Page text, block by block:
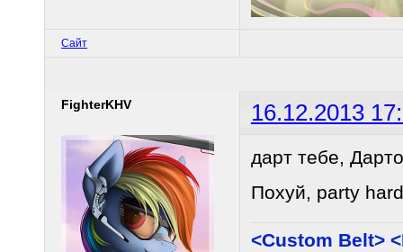
Сайт
FighterKHV 16.12.2013
дарт тебе,
Похуй, party
<Custom Belt>